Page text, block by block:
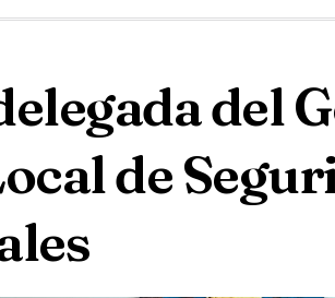
del
de